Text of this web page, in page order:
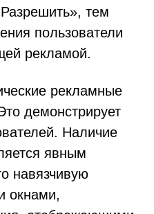
тем
пользователи
рекламой.
рекламные
демонстрирует
Наличие
явным
навязчивую
окнами,